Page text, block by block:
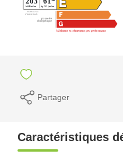
Partager
Caractéristiques